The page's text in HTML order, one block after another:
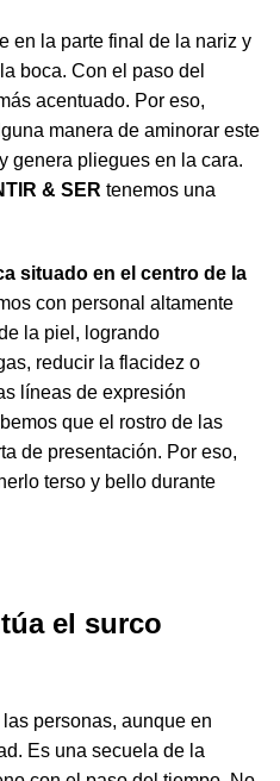
en la parte final de la nariz y
boca. Con el paso del
acentuado. Por eso,
manera de aminorar este
genera pliegues en la cara.
& SER tenemos una
situado en el centro de la
con personal altamente
la piel, logrando
reducir la flacidez o
líneas de expresión
que el rostro de las
de presentación. Por eso,
terso y bello durante
el surco
personas, aunque en
Es una secuela de la